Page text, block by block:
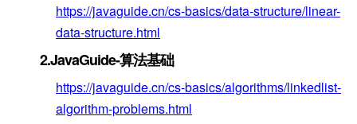
https://javaguide.cn/cs-basics/data-structure/linear-
data-structure.html
2.JavaGuide-算法基础
https://javaguide.cn/cs-basics/algorithms/linkedlist-
algorithm-problems.html